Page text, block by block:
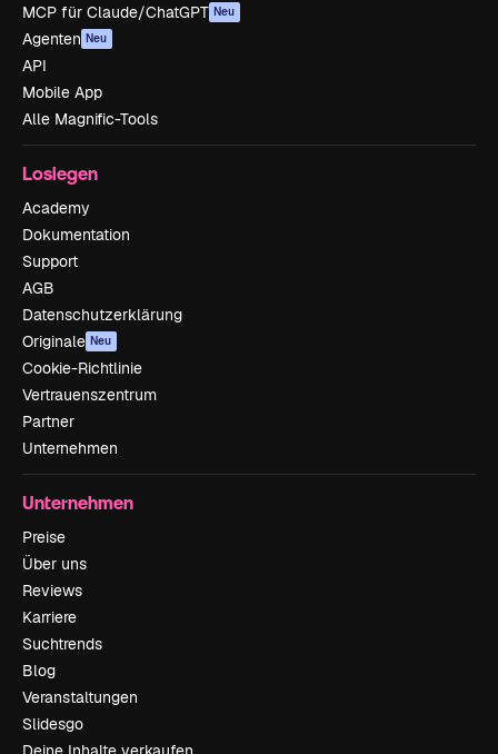
MCP für Claude/ChatGPT Neu
Agenten Neu
API
Mobile App
Alle Magnific-Tools
Loslegen
Academy
Dokumentation
Support
AGB
Datenschutzerklärung
Originale Neu
Cookie-Richtlinie
Vertrauenszentrum
Partner
Unternehmen
Unternehmen
Preise
Über uns
Reviews
Karriere
Suchtrends
Blog
Veranstaltungen
Slidesgo